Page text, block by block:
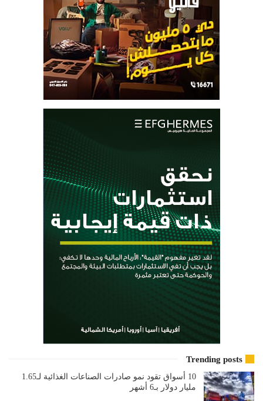
Trending posts
10 أسواق تقود نمو صادرات الصناعات الغذائية لـ1.65
مليار دولار بـ6 أشهر